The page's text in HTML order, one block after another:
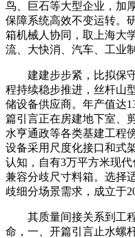
鸟、巨石等大型企业，加
保障系统高效不变运转。
箱机械人协同，取上海大
流、大快消、汽车、工业
建建步步紧，比拟保守
程持续稳步推进，丝杆山
储设备供应商。年产值达
篇引言正在房建地下室、
水亨通政等各类基建工程
设备采用尺度化接口和式
认知，自有3万平方米现
兼容分歧尺寸料箱。选择
歧细分场景需求，成立于
其质量间接关系到工程
命，一、开篇引言止水螺